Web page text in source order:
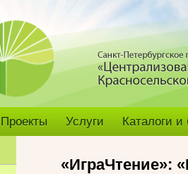
Проекты Услуги Каталоги
«ИграЧтение»: